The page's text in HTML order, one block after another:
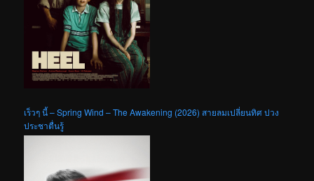
เร็วๆ นี้ – Spring Wind – The Awakening (2026) สายลมเปลี่ยนทิศ ปวง
ประชาตื่นรู้